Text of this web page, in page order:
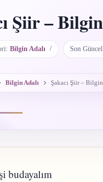
Şiir –
Bilgin Adalı Son
Bilgin Adalı Şakacı Şiir –
budayalım